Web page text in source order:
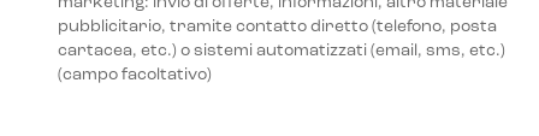
pubblicitario, tramite contatto diretto (telefono, posta
cartacea, etc.) o sistemi automatizzati (email, sms, etc.)
(campo facoltativo)